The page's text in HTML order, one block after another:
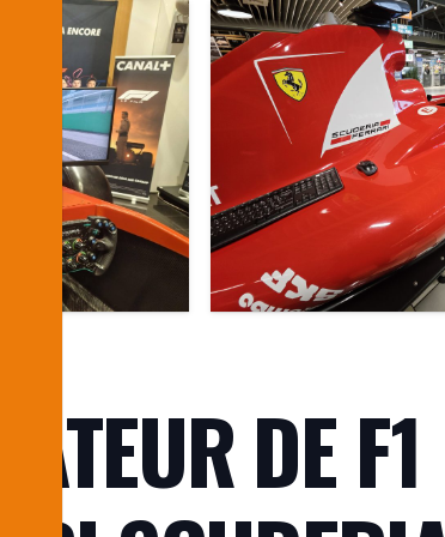
DE F1